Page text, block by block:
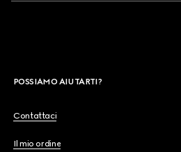
POSSIAMO AIUTARTI?
Contattaci
Il mio ordine